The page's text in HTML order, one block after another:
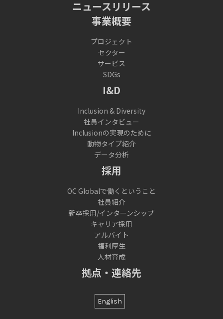
ニュースリリース
事業概要
プロジェクト
セクター
サービス
SDGs
I&D
Inclusion & Diversity
社員インタビュー
Inclusionの実現のために
動物タイプ紹介
データ分析
採用
OC Globalで働くということ
社員紹介
新卒採用/インターンシップ
キャリア採用
アルバイト
福利厚生
人材育成
拠点・連絡先
English